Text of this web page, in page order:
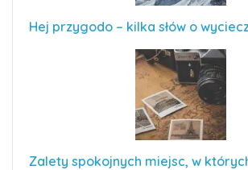
Hej przygodo – kilka słów o
Zalety spokojnych miejsc, w